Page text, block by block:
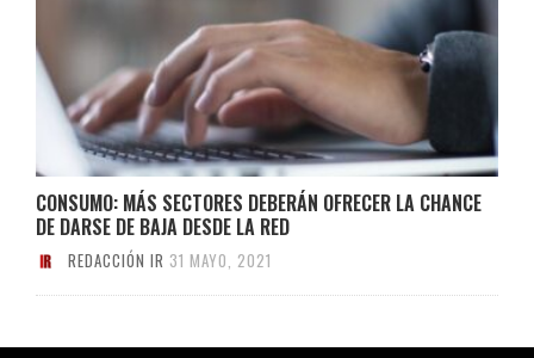
CONSUMO: MÁS SECTORES DEBERÁN OFRECER LA CHANCE
DE DARSE DE BAJA DESDE LA RED
REDACCIÓN IR 31 MAYO, 2021